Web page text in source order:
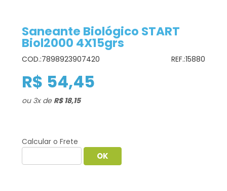
Saneante Biológico START
Biol2000 4X15grs
COD.:7898923907420 REF.:15880
R$ 54,45
ou 3xde R$ 18,15
Calcular o Frete